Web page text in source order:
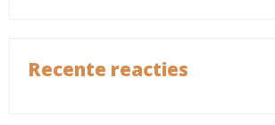
Recente reacties